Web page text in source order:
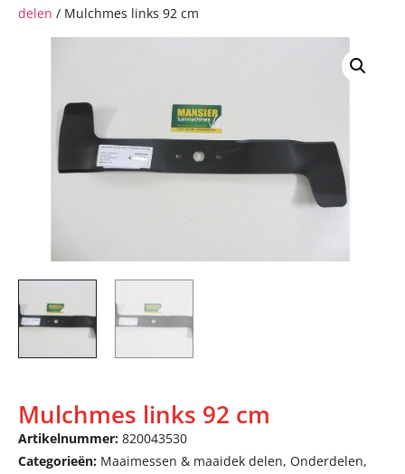
delen / Mulchmes links 92 cm
Mulchmes links 92 cm
Artikelnummer: 820043530
Categorieën: Maaimessen & maaidek delen, Onderdelen,